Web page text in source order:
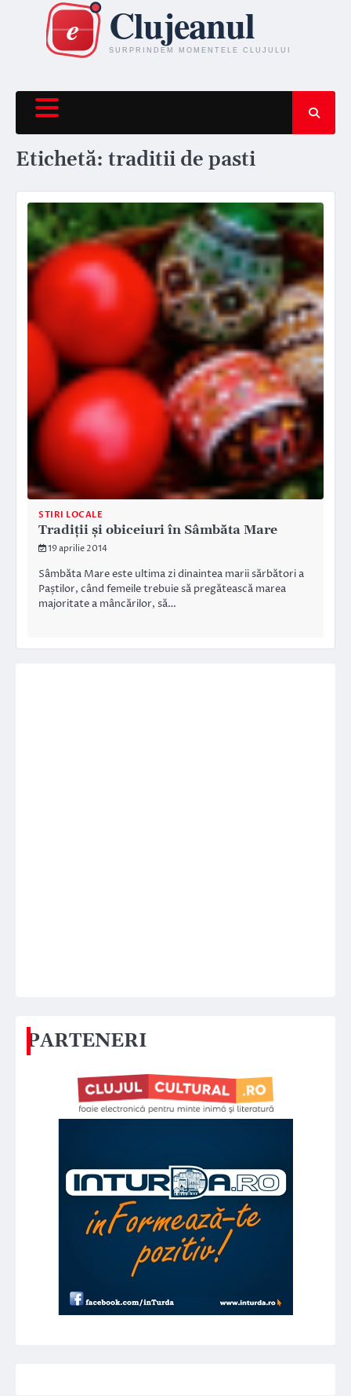
content
Etichetă: traditii de pasti
STIRI LOCALE
Tradiţii şi obiceiuri în Sâmbăta Mare
19 aprilie 2014
Sâmbăta Mare este ultima zi dinaintea marii sărbători a
Paștilor, când femeile trebuie să pregătească marea
majoritate a mâncărilor, să…
PARTENERI